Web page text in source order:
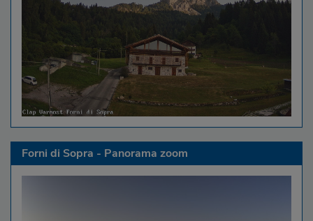
Forni di Sopra - Panorama zoom